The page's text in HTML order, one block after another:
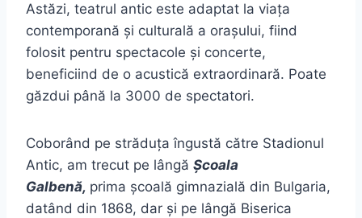
Astăzi, teatrul antic este adaptat la viața
contemporană și culturală a orașului, fiind
folosit pentru spectacole și concerte,
beneficiind de o acustică extraordinară. Poate
găzdui până la 3000 de spectatori.
Coborând pe străduța îngustă către Stadionul
Antic, am trecut pe lângă Școala
Galbenă, prima școală gimnazială din Bulgaria,
datând din 1868, dar și pe lângă Biserica